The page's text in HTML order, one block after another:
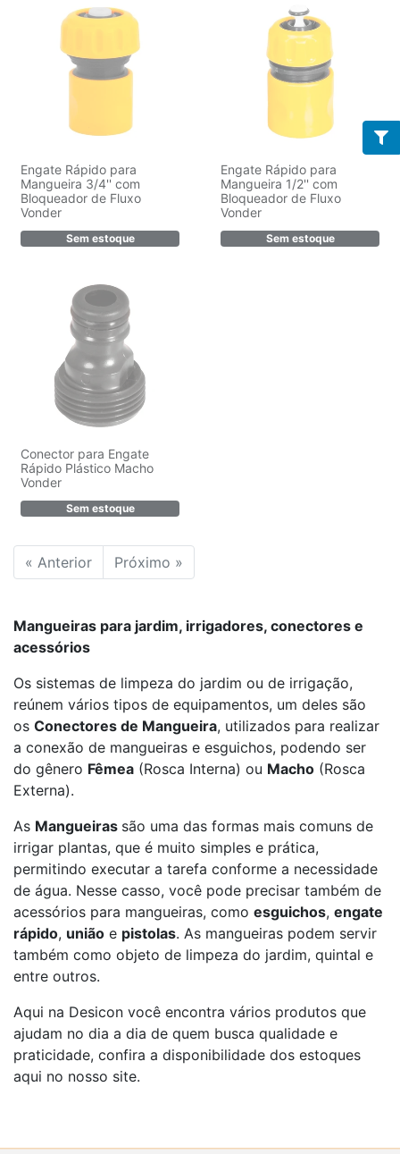
Engate Rápido para
Mangueira 3/4'' com
Bloqueador de Fluxo
Vonder
Sem estoque
Engate Rápido para
Mangueira 1/2'' com
Bloqueador de Fluxo
Vonder
Sem estoque
Conector para Engate
Rápido Plástico Macho
Vonder
Sem estoque
« Anterior Próximo »
Mangueiras para jardim, irrigadores, conectores e
acessórios
Os sistemas de limpeza do jardim ou de irrigação,
reúnem vários tipos de equipamentos, um deles são
os Conectores de Mangueira, utilizados para realizar
a conexão de mangueiras e esguichos, podendo ser
do gênero Fêmea (Rosca Interna) ou Macho (Rosca
Externa).
As Mangueiras são uma das formas mais comuns de
irrigar plantas, que é muito simples e prática,
permitindo executar a tarefa conforme a necessidade
de água. Nesse casso, você pode precisar também de
acessórios para mangueiras, como esguichos, engate
rápido, união e pistolas. As mangueiras podem servir
também como objeto de limpeza do jardim, quintal e
entre outros.
Aqui na Desicon você encontra vários produtos que
ajudam no dia a dia de quem busca qualidade e
praticidade, confira a disponibilidade dos estoques
aqui no nosso site.